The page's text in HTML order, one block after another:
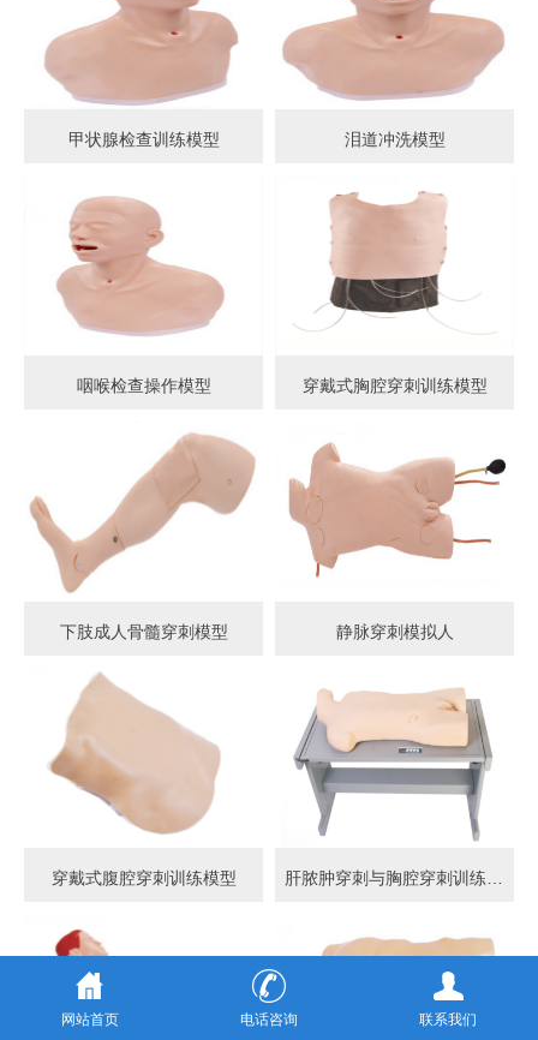
甲状腺检查训练模型 泪道冲洗模型
咽喉检查操作模型 穿戴式胸腔穿刺训练模型
下肢成人骨髓穿刺模型 静脉穿刺模拟人
穿戴式腹腔穿刺训练模型
网站首页 电话咨询 联系我们